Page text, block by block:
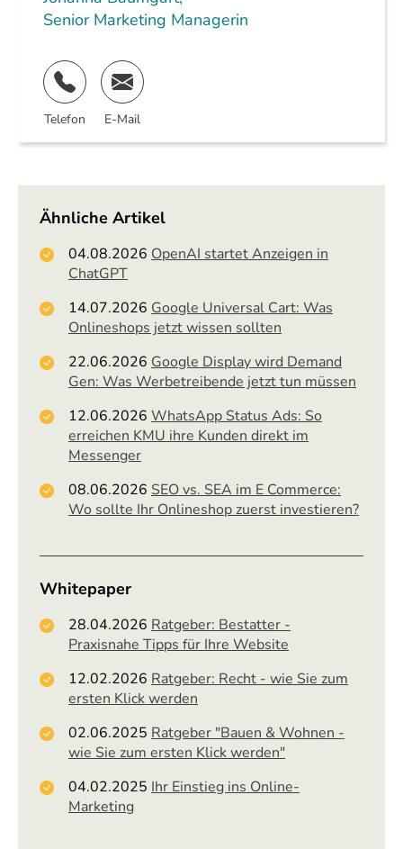
Senior Marketing Managerin
Telefon E-Mail
Ähnliche Artikel
04.08.2026 OpenAI startet Anzeigen in
ChatGPT
14.07.2026 Google Universal Cart: Was
Onlineshops jetzt wissen sollten
22.06.2026 Google Display wird Demand
Gen: Was Werbetreibende jetzt tun müssen
12.06.2026 WhatsApp Status Ads: So
erreichen KMU ihre Kunden direkt im
Messenger
08.06.2026 SEO vs. SEA im E Commerce:
Wo sollte Ihr Onlineshop zuerst investieren?
Whitepaper
28.04.2026 Ratgeber: Bestatter -
Praxisnahe Tipps für Ihre Website
12.02.2026 Ratgeber: Recht - wie Sie zum
ersten Klick werden
02.06.2025 Ratgeber "Bauen & Wohnen -
wie Sie zum ersten Klick werden"
04.02.2025 Ihr Einstieg ins Online-
Marketing